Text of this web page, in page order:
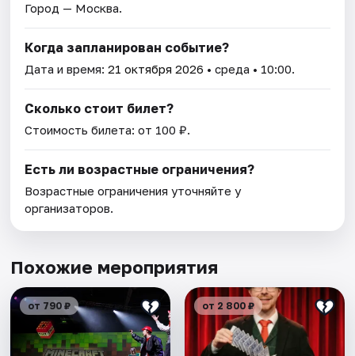
Город — Москва.
Когда запланирован событие?
Дата и время:21 октября 2026 • среда • 10:00.
Сколько стоит билет?
Стоимость билета: от 100 ₽.
Есть ли возрастные ограничения?
Возрастные ограничения уточняйте у
организаторов.
Похожие мероприятия
от 790 ₽ от 2 800 ₽